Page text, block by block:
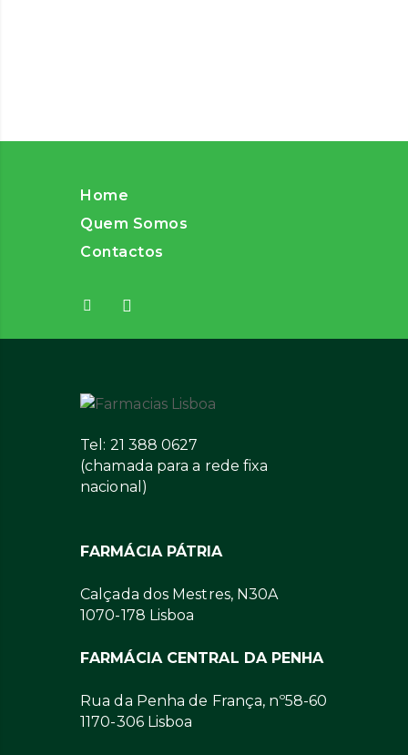
Home
Quem Somos
Contactos
Tel: 21 388 0627
(chamada para a rede fixa
nacional)
FARMÁCIA PÁTRIA
Calçada dos Mestres, N30A
1070-178 Lisboa
FARMÁCIA CENTRAL DA PENHA
Rua da Penha de França, nº58-60
1170-306 Lisboa